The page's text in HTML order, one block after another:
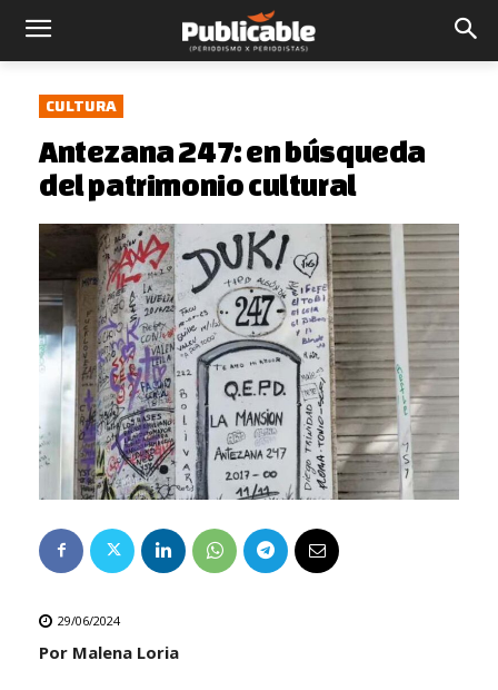
CULTURA
Antezana 247: en búsqueda
del patrimonio cultural
29/06/2024
Por Malena Loria